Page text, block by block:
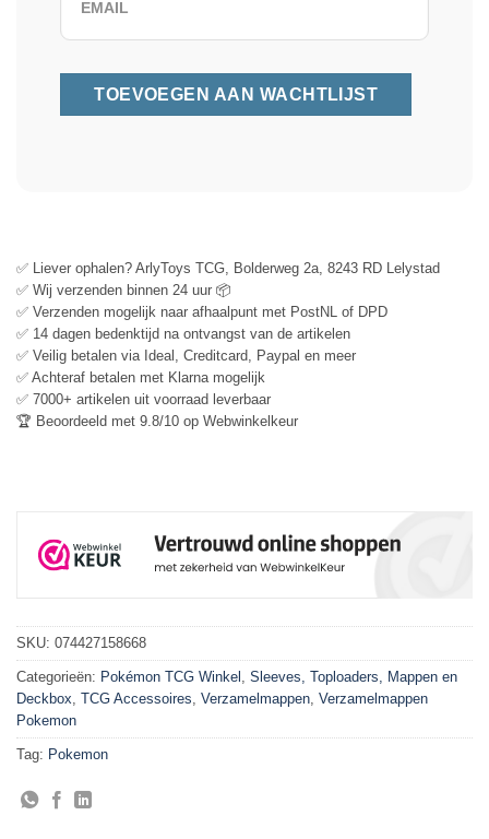
✅ Liever ophalen? ArlyToys TCG, Bolderweg 2a, 8243 RD Lelystad
✅ Wij verzenden binnen 24 uur 📦
✅ Verzenden mogelijk naar afhaalpunt met PostNL of DPD
✅ 14 dagen bedenktijd na ontvangst van de artikelen
✅ Veilig betalen via Ideal, Creditcard, Paypal en meer
✅ Achteraf betalen met Klarna mogelijk
✅ 7000+ artikelen uit voorraad leverbaar
🏆 Beoordeeld met 9.8/10 op Webwinkelkeur
SKU: 074427158668
Categorieën: Pokémon TCG Winkel , Sleeves, Toploaders, Mappen en
Deckbox, TCG Accessoires, Verzamelmappen, Verzamelmappen
Pokemon
Tag: Pokemon